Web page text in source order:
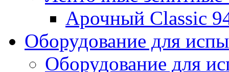
Арочный Classic
Оборудование для
Оборудование для